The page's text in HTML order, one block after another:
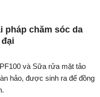
pháp chăm sóc da
và Sữa rửa mặt tảo
hảo, được sinh ra để đồng